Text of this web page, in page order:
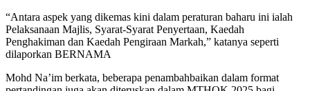
“Antara aspek yang dikemas kini dalam peraturan baharu ini ialah
Pelaksanaan Majlis, Syarat-Syarat Penyertaan, Kaedah
Penghakiman dan Kaedah Pengiraan Markah,” katanya seperti
dilaporkan BERNAMA
Mohd Na’im berkata, beberapa penambahbaikan dalam format